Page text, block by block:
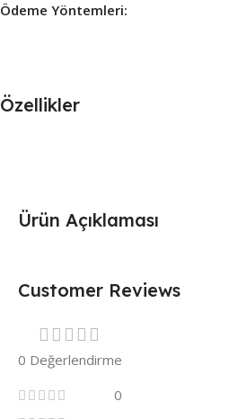
Ödeme Yöntemleri:
Ürün Açıklaması
Özellikler
Customer Reviews
0 Değerlendirme
0